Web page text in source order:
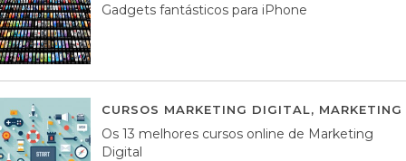
Gadgets fantásticos para iPhone
CURSOS MARKETING DIGITAL,
Os 13 melhores cursos online de Marketing
Digital